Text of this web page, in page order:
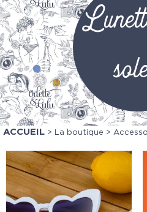
ACCUEIL > La boutique >